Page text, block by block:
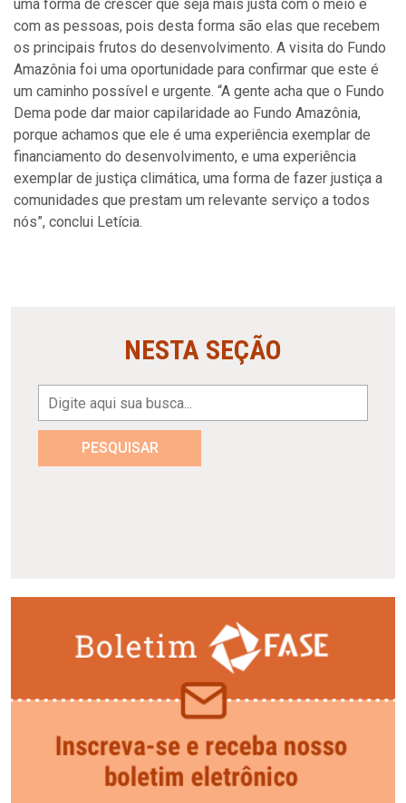
uma forma de crescer que seja mais justa com o meio e
com as pessoas, pois desta forma são elas que recebem
os principais frutos do desenvolvimento. A visita do Fundo
Amazônia foi uma oportunidade para confirmar que este é
um caminho possível e urgente. “A gente acha que o Fundo
Dema pode dar maior capilaridade ao Fundo Amazônia,
porque achamos que ele é uma experiência exemplar de
financiamento do desenvolvimento, e uma experiência
exemplar de justiça climática, uma forma de fazer justiça a
comunidades que prestam um relevante serviço a todos
nós”, conclui Letícia.
NESTA SEÇÃO
PESQUISAR